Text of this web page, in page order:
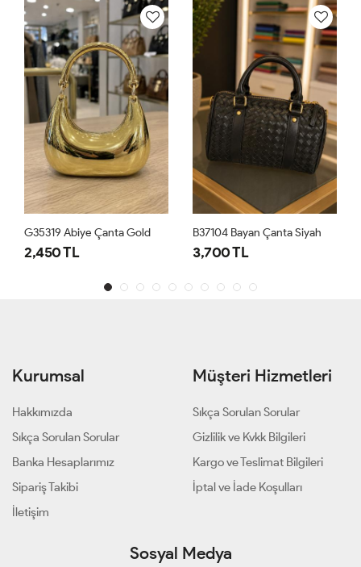
G35319 Abiye Çanta Gold
2,450 TL
B37104 Bayan Çanta Siyah
3,700 TL
Kurumsal
Hakkımızda
Sıkça Sorulan Sorular
Banka Hesaplarımız
Sipariş Takibi
İletişim
Müşteri Hizmetleri
Sıkça Sorulan Sorular
Gizlilik ve Kvkk Bilgileri
Kargo ve Teslimat Bilgileri
İptal ve İade Koşulları
Sosyal Medya